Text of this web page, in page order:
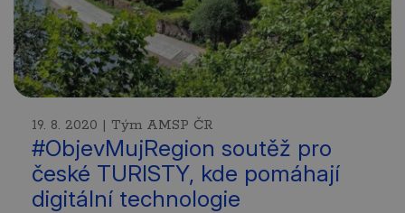
19. 8. 2020 | Tým AMSP ČR
#ObjevMujRegion soutěž pro
české TURISTY, kde pomáhají
digitální technologie